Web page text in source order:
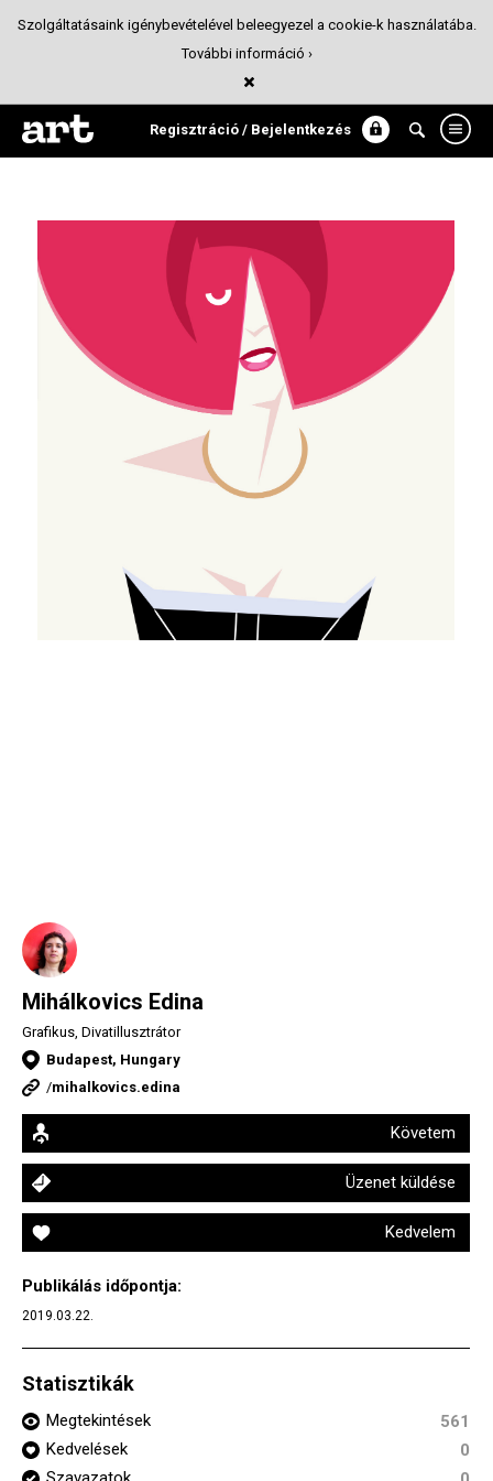
Regisztráció / Bejelentkezés
Izzy
Divat
Mihálkovics Edina
Grafikus, Divatillusztrátor
Budapest, Hungary
/mihalkovics.edina
Követem
Üzenet küldése
Kedvelem
Publikálás időpontja:
2019.03.22.
Statisztikák
Megtekintések
561
Kedvelések
0
Szolgáltatásaink igénybevételével beleegyezel a cookie-k használatába.
További információ ›